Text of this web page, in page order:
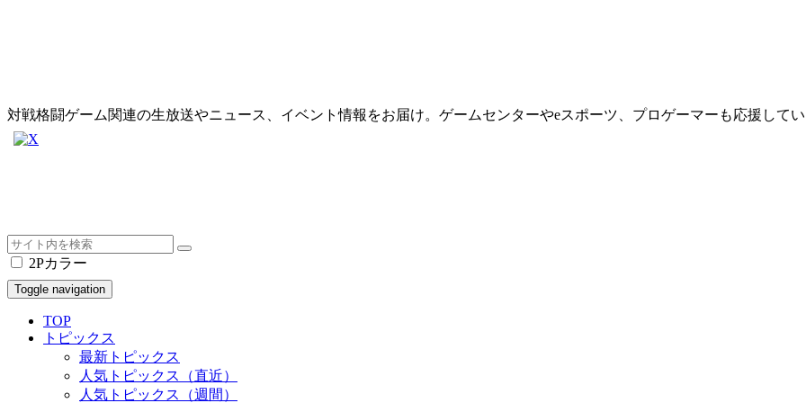
対戦格闘ゲーム関連の生放送やニュース、イベント情報をお届け。ゲームセンターやeスポーツ、プロゲーマーも応援して
2Pカラー
Toggle navigation
TOP
トピックス
最新トピックス
人気トピックス（直近）
人気トピックス（週間）